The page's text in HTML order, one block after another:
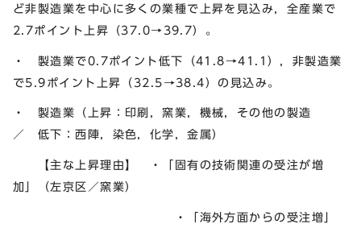
ど非製造業を中心に多くの業種で上昇を見込み，全産業で
2.7ポイント上昇（37.0→39.7）。
・ 製造業で0.7ポイント低下（41.8→41.1），非製造業
で5.9ポイント上昇（32.5→38.4）の見込み。
・ 製造業（上昇：印刷，窯業，機械，その他の製造
／ 低下：西陣，染色，化学，金属）
【主な上昇理由】 ・「固有の技術関連の受注が増
加」（左京区／窯業）
・「海外方面からの受注増」